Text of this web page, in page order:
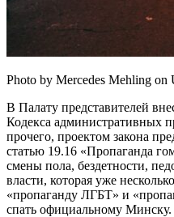
Photo by Mercedes Mehling on
В Палату представителей
Кодекса административных
прочего, проектом закона
статью 19.16 «Пропаганда
смены пола, бездетности,
власти, которая уже
«пропаганду ЛГБТ» и
спать официальному Минску.